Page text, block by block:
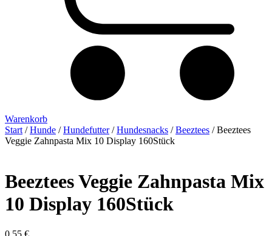
Warenkorb
Start /Hunde /Hundefutter/Hundesnacks /Beeztees / Beeztees
Veggie Zahnpasta Mix 10 Display 160Stück
Beeztees Veggie Zahnpasta Mix
10 Display 160Stück
0,55 €